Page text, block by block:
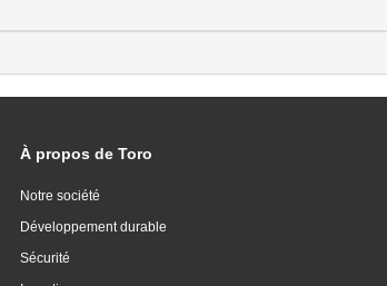
À propos de Toro
Notre société
Développement durable
Sécurité